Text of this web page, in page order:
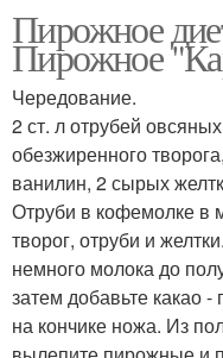
Пирожное
Пирожное
Чередование.
2 ст. л отрубей
обезжиренного
ванилин, 2 сырых
Отруби в кофемолке в
творог, отруби и
немного молока до
затем добавьте какао
на кончике ножа. Из